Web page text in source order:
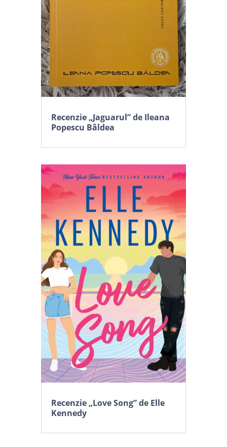
Recenzie „Jaguarul” de Ileana
Popescu Bâldea
Recenzie „Love Song” de Elle
Kennedy